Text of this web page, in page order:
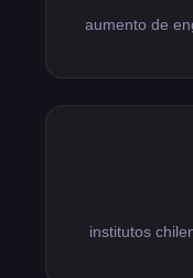
aumento de
institutos